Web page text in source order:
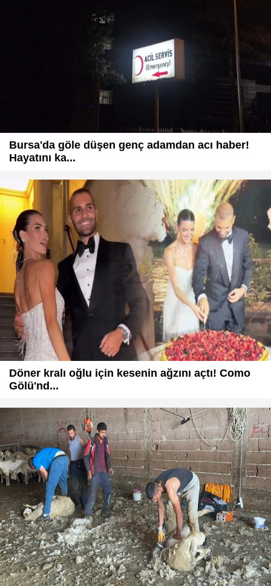
Bursa'da göle düşen genç adamdan acı haber!
Hayatını ka...
Döner kralı oğlu için kesenin ağzını açtı! Como
Gölü'nd...